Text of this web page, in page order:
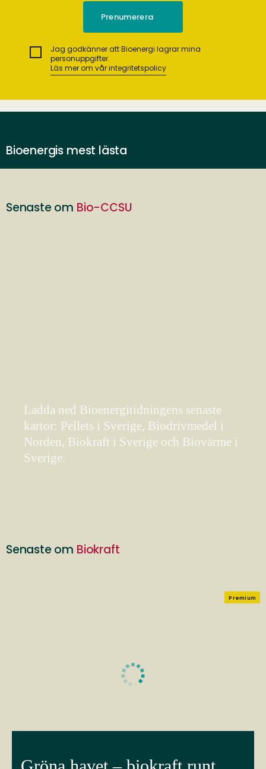
Jag godkänner att Bioenergi lagrar mina
personuppgifter.
Läs mer om vår integritetspolicy
Bioenergis mest lästa
Senaste om Bio-CCSU
Ladda ned Bioenergitidningens senaste
kartor: Pellets i Sverige, Biodrivmedel i
Norden, Biokraft i Sverige och Biovärme i
Sverige.
Senaste om Biokraft
Premium